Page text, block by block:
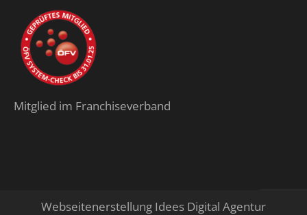
Mitglied im Franchiseverband
Webseitenerstellung Idees Digital Agentur